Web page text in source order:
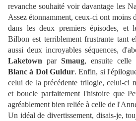
revanche souhaité voir davantage les
Assez étonnamment, ceux-ci ont moins
dans les deux premiers épisodes, et
Bilbon est terriblement frustrante tant
aussi deux incroyables séquences,
Laketown par Smaug, ensuite celle
Blanc à Dol Guldur. Enfin, si
celui de la précédente trilogie, celui-ci
et boucle parfaitement l'histoire que
agréablement bien reliée à celle de
Un idéal de divertissement, disais-je,